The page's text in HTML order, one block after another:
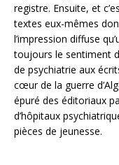
registre. Ensuite, et
textes eux-mêmes
l’impression diffuse
toujours le sentiment
de psychiatrie aux
cœur de la guerre
épuré des éditoriaux
d’hôpitaux
pièces de jeunesse.